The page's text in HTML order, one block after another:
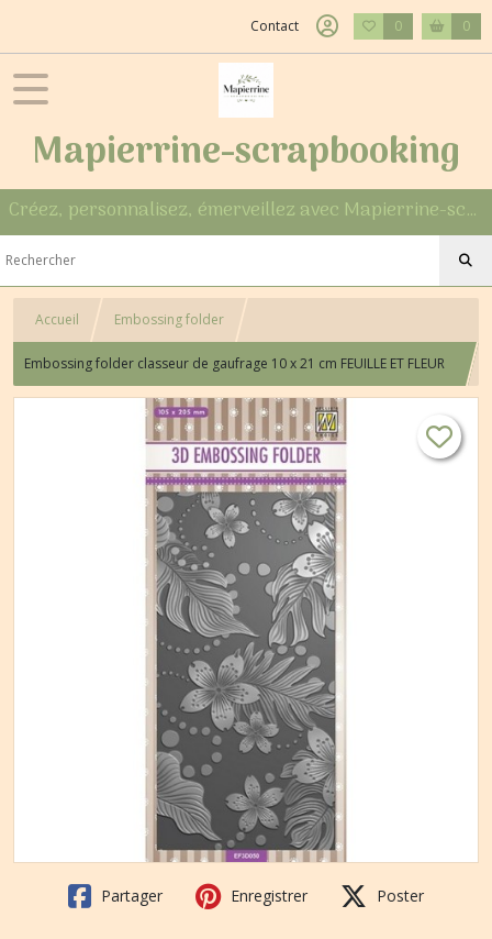
Contact 0 0
Mapierrine-scrapbooking
Créez, personnalisez, émerveillez avec Mapierrine-scrapbooking
Accueil Embossing folder
Embossing folder classeur de gaufrage 10 x 21 cm FEUILLE ET FLEUR
Partager Enregistrer Poster